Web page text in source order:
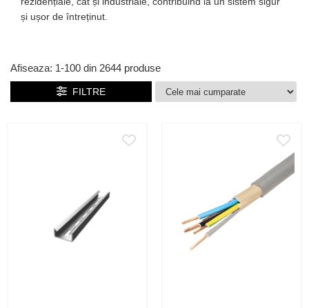
și ușor de întreținut.
Afiseaza: 1-100 din 2644 produse
FILTRE